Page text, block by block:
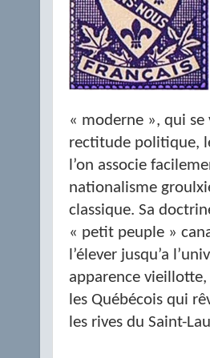
« moderne », qui
rectitude politique,
l’on associe
nationalisme
classique. Sa
« petit peuple »
l’élever jusqu’a
apparence
les Québécois qui
les rives du Saint-